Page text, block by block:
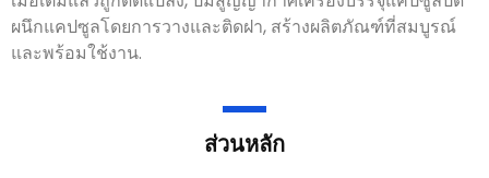
เมื่อเต็มแล้วถูกดัดแปลง, ปั๊มสูญญากาศเครื่องบรรจุแคปซูลปิด
ผนึกแคปซูลโดยการวางและติดฝา, สร้างผลิตภัณฑ์ที่สมบูรณ์
ส่วนหลัก